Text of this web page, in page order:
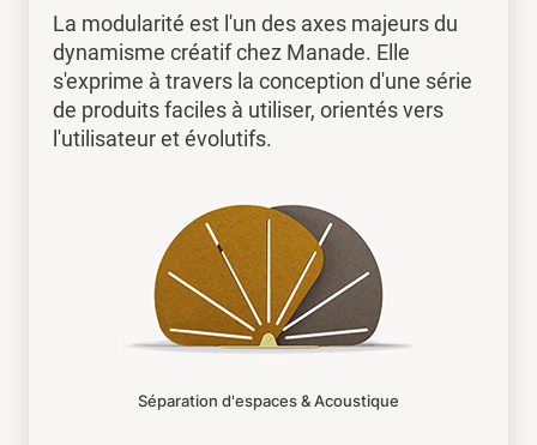
La modularité est l'un des axes majeurs du
dynamisme créatif chez Manade. Elle
s'exprime à travers la conception d'une série
de produits faciles à utiliser, orientés vers
l'utilisateur et évolutifs.
Séparation d'espaces & Acoustique